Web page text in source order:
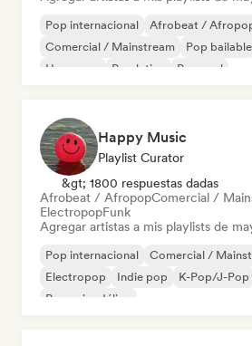
Pop internacional
Afrobeat /
Comercial / Mainstream
Pop bailable
Hyperpop
Pop latino Pop soul
Happy Music
Playlist Curator
&gt; 1800 respuestas dadas
Afrobeat / AfropopComercial /
ElectropopFunk
Agregar artistas a mis playlists de
Pop internacional Comercial /
Electropop
Indie pop K-Pop/J-Pop
Pop psicodélico